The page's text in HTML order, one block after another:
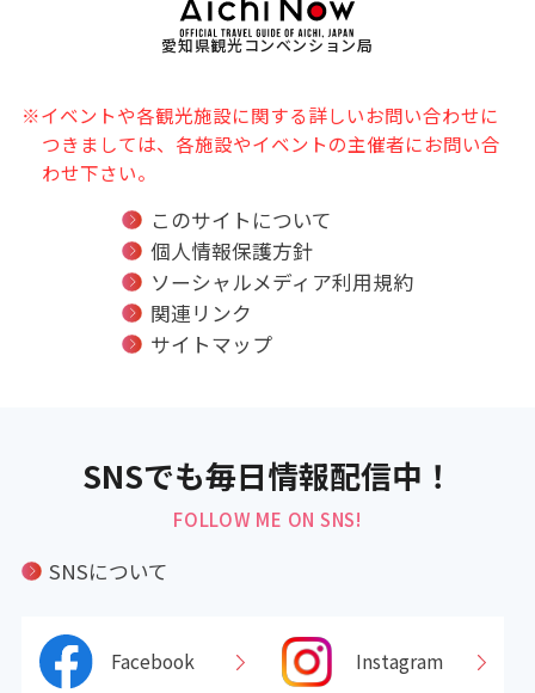
愛知県観光コンベンション局
※イベントや各観光施設に関する詳しいお問い合わせに
つきましては、各施設やイベントの主催者にお問い合
わせ下さい。
このサイトについて
個人情報保護方針
ソーシャルメディア利用規約
関連リンク
サイトマップ
SNSでも毎日情報配信中！
FOLLOW ME ON SNS!
SNSについて
Facebook Instagram